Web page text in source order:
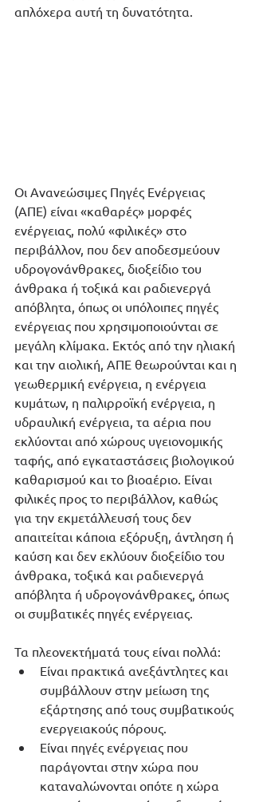
απλόχερα αυτή τη δυνατότητα.
Οι Ανανεώσιμες Πηγές Ενέργειας
(ΑΠΕ) είναι «καθαρές» μορφές
ενέργειας, πολύ «φιλικές» στο
περιβάλλον, που δεν αποδεσμεύουν
υδρογονάνθρακες, διοξείδιο του
άνθρακα ή τοξικά και ραδιενεργά
απόβλητα, όπως οι υπόλοιπες πηγές
ενέργειας που χρησιμοποιούνται σε
μεγάλη κλίμακα. Εκτός από την ηλιακή
και την αιολική, ΑΠΕ θεωρούνται και η
γεωθερμική ενέργεια, η ενέργεια
κυμάτων, η παλιρροϊκή ενέργεια, η
υδραυλική ενέργεια, τα αέρια που
εκλύονται από χώρους υγειονομικής
ταφής, από εγκαταστάσεις βιολογικού
καθαρισμού και το βιοαέριο. Είναι
φιλικές προς το περιβάλλον, καθώς
για την εκμετάλλευσή τους δεν
απαιτείται κάποια εξόρυξη, άντληση ή
καύση και δεν εκλύουν διοξείδιο του
άνθρακα, τοξικά και ραδιενεργά
απόβλητα ή υδρογονάνθρακες, όπως
οι συμβατικές πηγές ενέργειας.
Τα πλεονεκτήματά τους είναι πολλά:
Είναι πρακτικά ανεξάντλητες και
συμβάλλουν στην μείωση της
εξάρτησης από τους συμβατικούς
ενεργειακούς πόρους.
Είναι πηγές ενέργειας που
παράγονται στην χώρα που
καταναλώνονται οπότε η χώρα